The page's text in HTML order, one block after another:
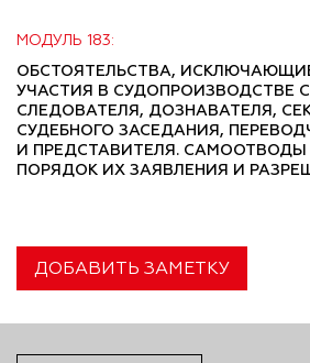
МОДУЛЬ 183:
ОБСТОЯТЕЛЬСТВА,
УЧАСТИЯ В СУДОПРОИЗВОДСТВЕ
СЛЕДОВАТЕЛЯ, ДОЗНАВАТЕЛЯ,
СУДЕБНОГО ЗАСЕДАНИЯ,
И ПРЕДСТАВИТЕЛЯ.
ПОРЯДОК ИХ ЗАЯВЛЕНИЯ И
ДОБАВИТЬ ЗАМЕТКУ